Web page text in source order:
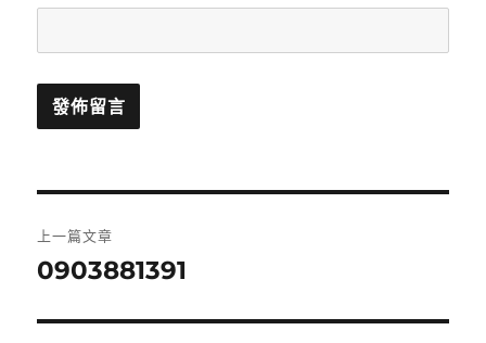
章
上一篇文章
上
篇
0903881391